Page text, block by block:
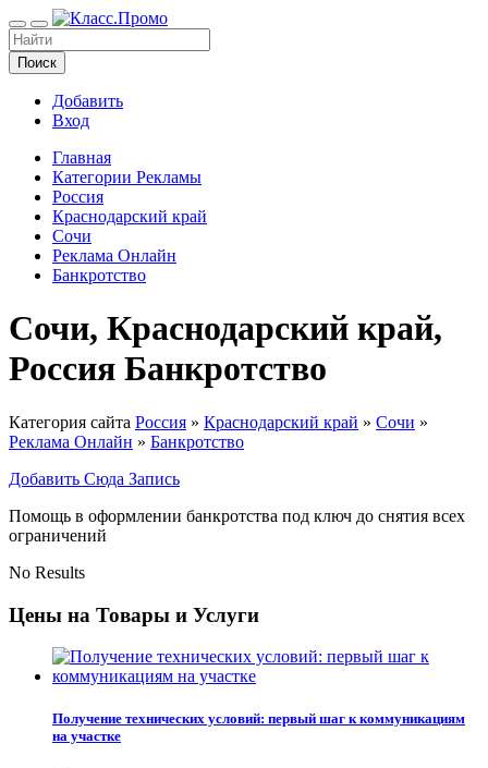
Поиск
Добавить
Вход
Главная
Категории Рекламы
Россия
Краснодарский край
Сочи
Реклама Онлайн
Банкротство
Сочи, Краснодарский край,
Россия Банкротство
Категория сайта Россия » Краснодарский край » Сочи »
Реклама Онлайн » Банкротство
Добавить Сюда Запись
Помощь в оформлении банкротства под ключ до снятия всех
ограничений
No Results
Цены на Товары и Услуги
Получение технических условий: первый шаг к коммуникациям
на участке